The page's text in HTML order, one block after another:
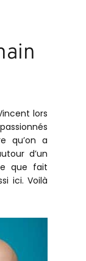
lors
qu’on a
d’un
que fait
ici. Voilà